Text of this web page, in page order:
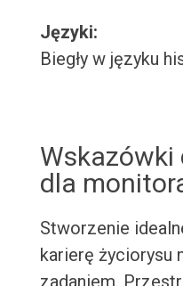
Języki:
Biegły w języku
Wskazówki
dla
Stworzenie
karierę życiorysu
zadaniem.